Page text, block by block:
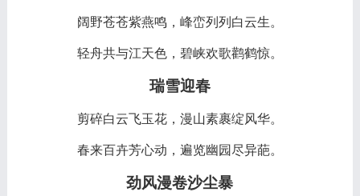
阔野苍苍紫燕鸣，峰峦列列白云生。
轻舟共与江天色，碧峡欢歌鹳鹤惊。
瑞雪迎春
剪碎白云飞玉花，漫山素裹绽风华。
春来百卉芳心动，遍览幽园尽异葩。
劲风漫卷沙尘暴